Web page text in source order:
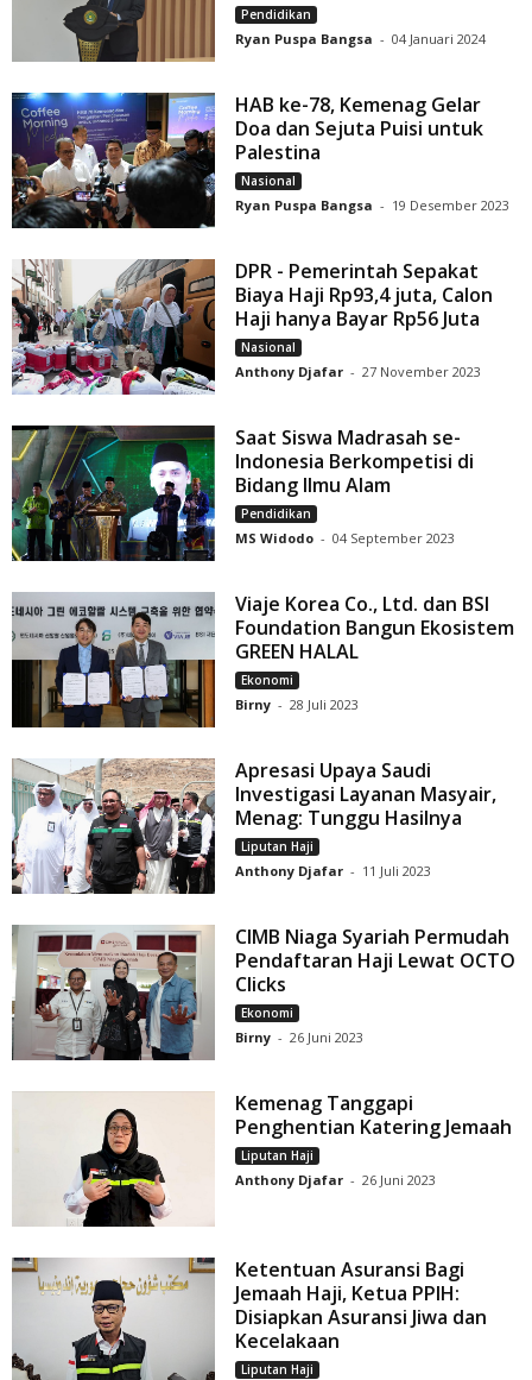
Pendidikan
Ryan Puspa Bangsa - 04 Januari 2024
HAB ke-78, Kemenag Gelar
Doa dan Sejuta Puisi untuk
Palestina
Nasional
Ryan Puspa Bangsa - 19 Desember 2023
DPR - Pemerintah Sepakat
Biaya Haji Rp93,4 juta, Calon
Haji hanya Bayar Rp56 Juta
Nasional
Anthony Djafar - 27 November 2023
Saat Siswa Madrasah se-
Indonesia Berkompetisi di
Bidang Ilmu Alam
Pendidikan
MS Widodo - 04 September 2023
Viaje Korea Co., Ltd. dan BSI
Foundation Bangun Ekosistem
GREEN HALAL
Ekonomi
Birny - 28 Juli 2023
Apresasi Upaya Saudi
Investigasi Layanan Masyair,
Menag: Tunggu Hasilnya
Liputan Haji
Anthony Djafar - 11 Juli 2023
CIMB Niaga Syariah Permudah
Pendaftaran Haji Lewat OCTO
Clicks
Ekonomi
Birny - 26 Juni 2023
Kemenag Tanggapi
Penghentian Katering Jemaah
Liputan Haji
Anthony Djafar - 26 Juni 2023
Ketentuan Asuransi Bagi
Jemaah Haji, Ketua PPIH:
Disiapkan Asuransi Jiwa dan
Kecelakaan
Liputan Haji